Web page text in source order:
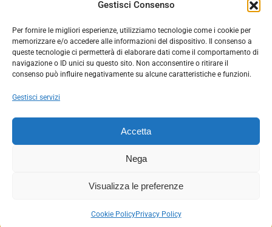
Gestisci Consenso
Per fornire le migliori esperienze, utilizziamo tecnologie come i cookie per
memorizzare e/o accedere alle informazioni del dispositivo. Il consenso a
queste tecnologie ci permetterà di elaborare dati come il comportamento di
navigazione o ID unici su questo sito. Non acconsentire o ritirare il
consenso può influire negativamente su alcune caratteristiche e funzioni.
Gestisci servizi
Accetta
Nega
Visualizza le preferenze
Cookie PolicyPrivacy Policy
La Società ha nominato il Responsabile della Protezione dei Dati Personali (DPO), figura specializzata che vigila sulle modalità
adottate dalla nostra Società per tutelare i Suoi dati personali.
Per contattare il DPO può scrivere a
La Società ha inoltre adottato un proprio Codice Etico, consultabile al seguente link:
Scarica il Codice Etico
Copyright © 2024 – S.S. JUVE STABIA 1907 | P.IVA: 04246411211 | Tutti i diritti sono riservati | Made with